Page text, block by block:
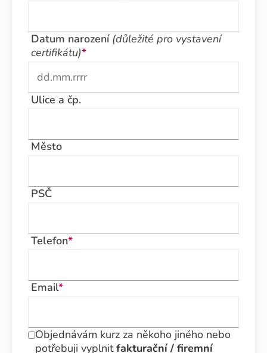
Datum narození (důležité pro vystavení
certifikátu)*
Ulice a čp.
Město
PSČ
Telefon*
Email*
Objednávám kurz za někoho jiného nebo
potřebuji vyplnitfakturační / firemní